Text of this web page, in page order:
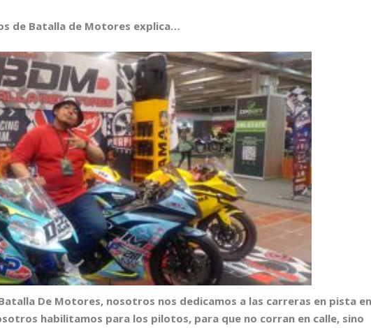
de Batalla de Motores explica…
De Motores, nosotros nos dedicamos a las carreras en pista en
habilitamos para los pilotos, para que no corran en calle, sino